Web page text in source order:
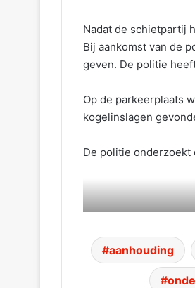
Nadat de schietpartij
Bij aankomst van de
geven. De politie
Op de parkeerplaats
kogelinslagen
De politie onderzoekt
aanhouding